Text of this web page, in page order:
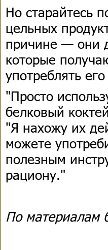
Но старайтесь
цельных
причине — они
которые
употреблять
"Просто
белковый
"Я нахожу их
можете
полезным
рациону."
По материалам